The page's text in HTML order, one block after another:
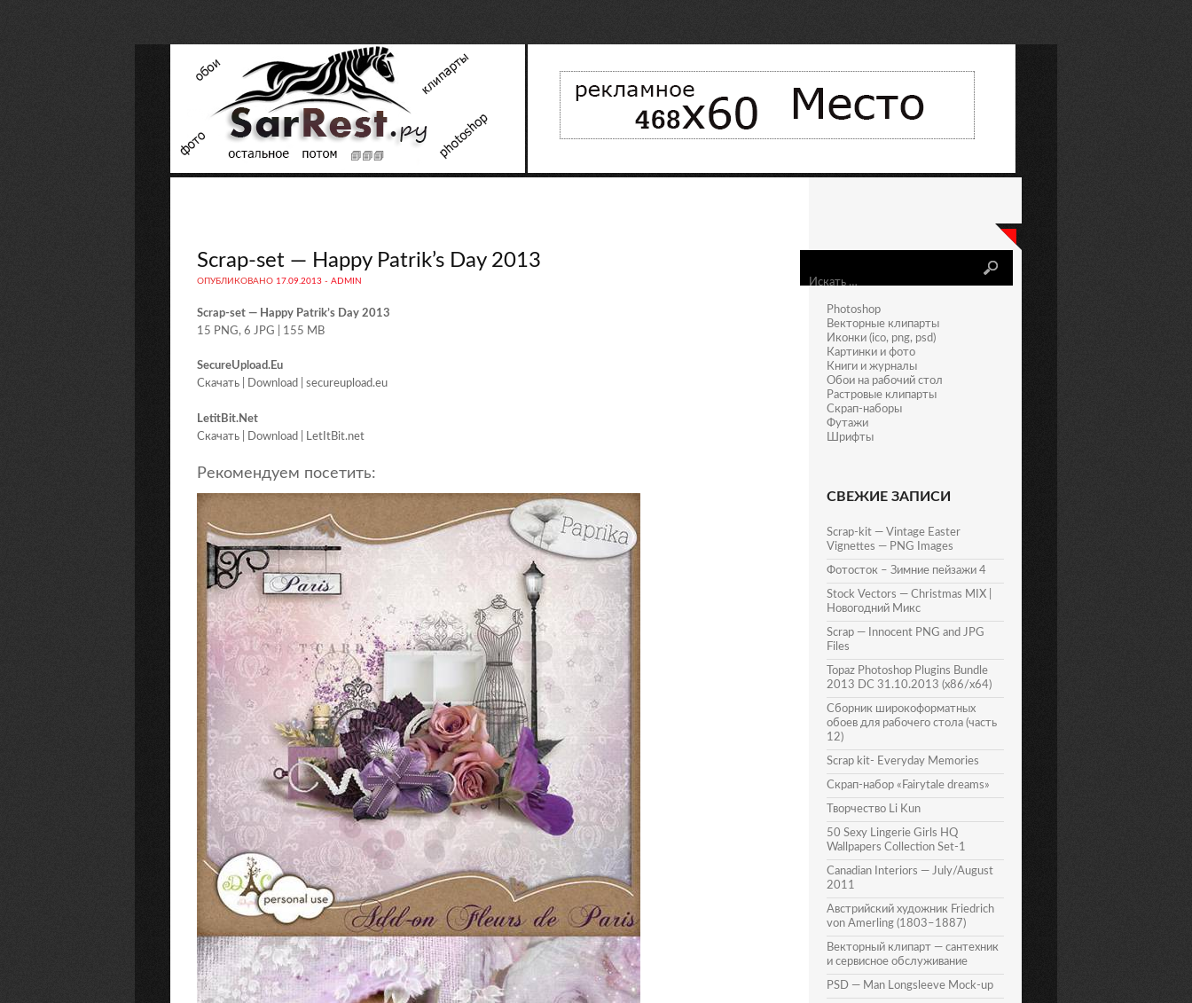
Scrap-set — Happy Patrik’s Day 2013
ОПУБЛИКОВАНО 17.09.2013 - ADMIN
Scrap-set — Happy Patrik’s Day 2013
15 PNG, 6 JPG | 155 MB
SecureUpload.Eu
Скачать | Download | secureupload.eu
LetitBit.Net
Скачать | Download | LetItBit.net
Рекомендуем посетить:
Photoshop
Векторные клипарты
Иконки (ico, png, psd)
Картинки и фото
Книги и журналы
Обои на рабочий стол
Растровые клипарты
Скрап-наборы
Футажи
Шрифты
СВЕЖИЕ ЗАПИСИ
Scrap-kit — Vintage Easter
Vignettes — PNG Images
Фотосток – Зимние пейзажи 4
Stock Vectors — Christmas MIX |
Новогодний Микс
Scrap — Innocent PNG and JPG
Files
Topaz Photoshop Plugins Bundle
2013 DC 31.10.2013 (x86/x64)
Сборник широкоформатных
обоев для рабочего стола (часть
12)
Scrap kit- Everyday Memories
Скрап-набор «Fairytale dreams»
Творчество Li Kun
50 Sexy Lingerie Girls HQ
Wallpapers Collection Set-1
Canadian Interiors — July/August
2011
Австрийский художник Friedrich
von Amerling (1803–1887)
Векторный клипарт — сантехник
и сервисное обслуживание
PSD — Man Longsleeve Mock-up